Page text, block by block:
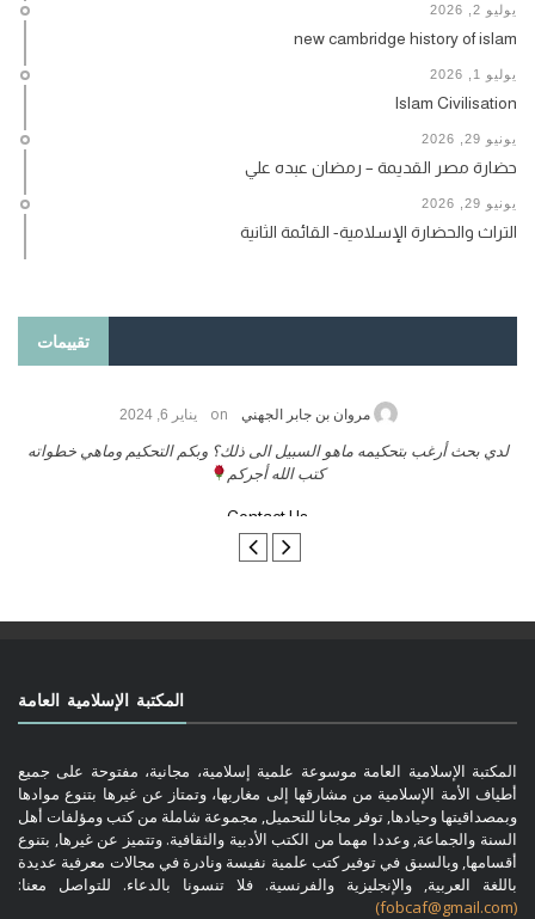
يوليو 2, 2026
new cambridge history of islam
يوليو 1, 2026
Islam Civilisation
يونيو 29, 2026
حضارة مصر القديمة – رمضان عبده علي
يونيو 29, 2026
التراث والحضارة الإسلامية- القائمة الثانية
تقييمات
حامد الزريقي on يناير 25, 2026
السلام عليكم ورحمة الله وبركاتة أرغب بنشر كتابي معكم
المكتبة الإسلامية العامة
المكتبة الإسلامية العامة موسوعة علمية إسلامية، مجانية، مفتوحة على جميع
أطياف الأمة الإسلامية من مشارقها إلى مغاربها، وتمتاز عن غيرها بتنوع موادها
وبمصداقيتها وحيادها, توفر مجانا للتحميل, مجموعة شاملة من كتب ومؤلفات أهل
السنة والجماعة, وعددا مهما من الكتب الأدبية والثقافية. وتتميز عن غيرها, بتنوع
أقسامها, وبالسبق في توفير كتب علمية نفيسة ونادرة في مجالات معرفية عديدة
باللغة العربية, والإنجليزية والفرنسية. فلا تنسونا بالدعاء. للتواصل معنا:
(fobcaf@gmail.com)